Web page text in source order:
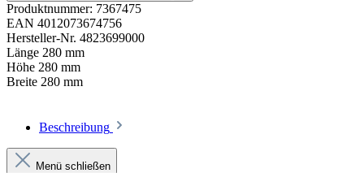
Produktnummer: 7367475
EAN 4012073674756
Hersteller-Nr. 4823699000
Länge 280 mm
Höhe 280 mm
Breite 280 mm
Beschreibung
Menü schließen